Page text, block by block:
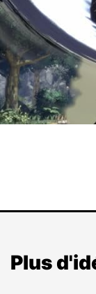
Plus